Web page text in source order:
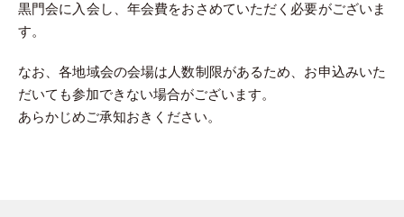
黒門会に入会し、年会費をおさめていただく必要がございま
す。
なお、各地域会の会場は人数制限があるため、お申込みいた
だいても参加できない場合がございます。
あらかじめご承知おきください。